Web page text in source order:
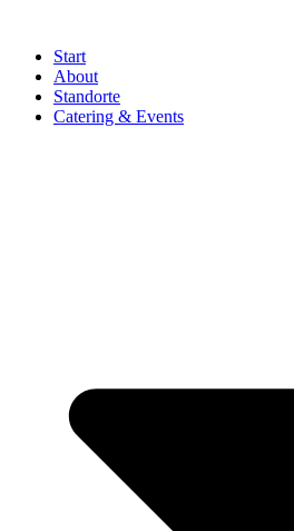
Start
About
Standorte
Catering & Events